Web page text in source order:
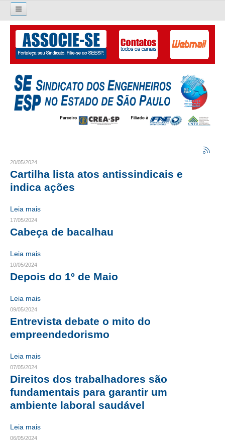
Pesquisar...
O SINDICATO
APRESENTAÇÃO
PALAVRA DO PRESIDENTE
LIVRO GESTÃO 2026-2029
ORGANOGRAMA
CONSELHO TECNOLÓGICO
HISTÓRICO E ATUAÇÃO
CONSELHOS ASSESSORES
NÚCLEO DA MULHER ENGENHEIRA
JURÍDICO
CONSULTORIA
20/05/2024
Cartilha lista atos antissindicais e
indica ações
Leia mais
17/05/2024
Cabeça de bacalhau
Leia mais
10/05/2024
Depois do 1º de Maio
Leia mais
09/05/2024
Entrevista debate o mito do
empreendedorismo
Leia mais
07/05/2024
Direitos dos trabalhadores são
fundamentais para garantir um
ambiente laboral saudável
Leia mais
06/05/2024